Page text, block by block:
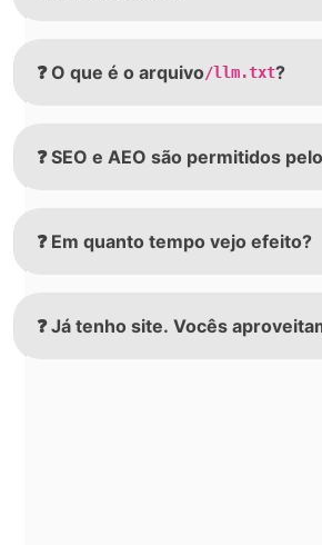
❓ O que é o arquivo/llm.txt?
❓ SEO e AEO são permitidos
❓ Em quanto tempo vejo efeito?
❓ Já tenho site. Vocês